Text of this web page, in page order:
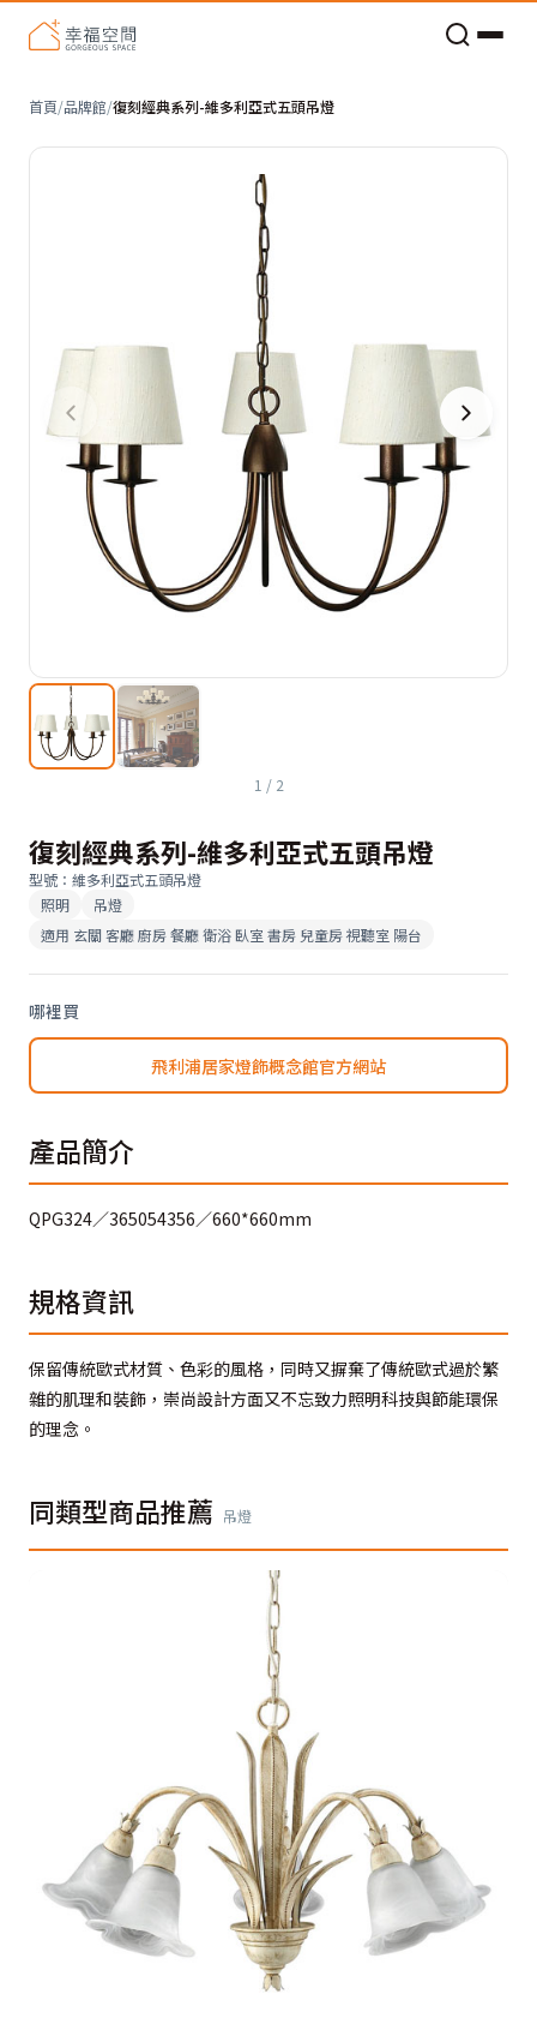
首頁/品牌館/復刻經典系列-維多利亞式五頭吊燈
1 / 2
復刻經典系列-維多利亞式五頭吊燈
型號 ： 維多利亞式五頭吊燈
照明
吊燈
適用 玄關 客廳 廚房 餐廳 衛浴 臥室 書房 兒童房 視聽室 陽台
哪裡買
飛利浦居家燈飾概念館官方網站
產品簡介
QPG324／365054356／660*660mm
規格資訊
保留傳統歐式材質、色彩的風格，同時又摒棄了傳統歐式過於繁
雜的肌理和裝飾，崇尚設計方面又不忘致力照明科技與節能環保
的理念。
同類型商品推薦 吊燈